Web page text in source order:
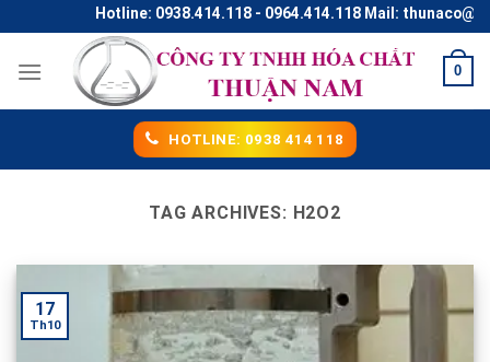
to
content
Hotline: 0938.414.118 - 0964.414.118 Mail:
0
HOTLINE: 0938 414 118
TAG ARCHIVES: H2O2
17
Th10